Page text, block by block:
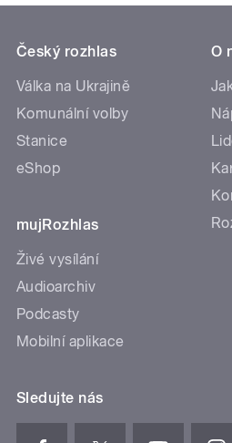
Český rozhlas
Válka na Ukrajině
Komunální volby
Stanice
eShop
mujRozhlas
Živé vysílání
Audioarchiv
Podcasty
Mobilní aplikace
O
Sledujte nás